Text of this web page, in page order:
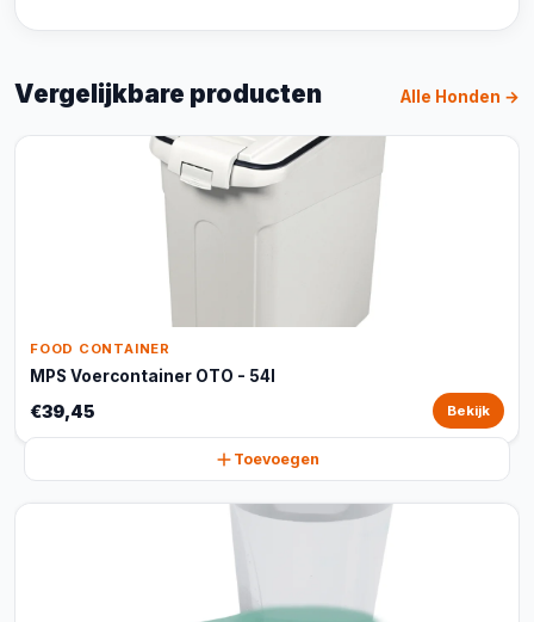
Vergelijkbare producten Alle Honden →
FOOD CONTAINER
MPS Voercontainer OTO - 54l
€39,45 Bekijk
Toevoegen